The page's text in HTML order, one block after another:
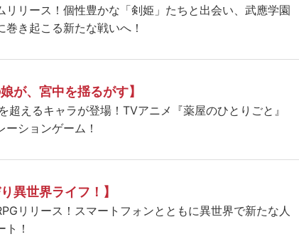
リリース！個性豊かな「剣姫」たちと出会い、武應学園
巻き起こる新たな戦いへ！
娘が、宮中を揺るがす】
超えるキャラが登場！TVアニメ『薬屋のひとりごと』
ーションゲーム！
り異世界ライフ！】
リリース！スマートフォンとともに異世界で新たな人
ト！